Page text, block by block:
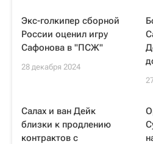
Экс-голкипер сборной
России оценил игру
Сафонова в "ПСЖ"
28 декабря 2024
Салах и ван Дейк
близки к продлению
контрактов с